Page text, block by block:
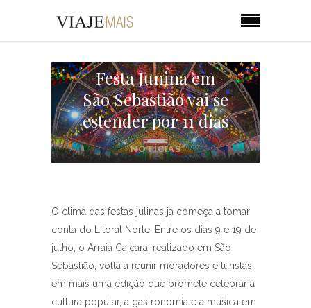
Festa Junina em
São Sebastião vai se
estender por 11 dias
NOTÍCIAS
O clima das festas julinas já começa a tomar
conta do Litoral Norte. Entre os dias 9 e 19 de
julho, o Arraiá Caiçara, realizado em São
Sebastião, volta a reunir moradores e turistas
em mais uma edição que promete celebrar a
cultura popular, a gastronomia e a música em